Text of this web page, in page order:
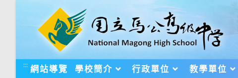
::: 網站導覽 學校簡介 行政單位 教學單位